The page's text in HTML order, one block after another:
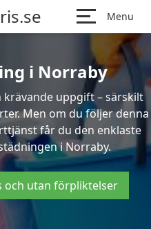
Menu
i Norraby
uppgift – särskilt
Men om du följer denna
får du den enklaste
i Norraby.
och utan förpliktelser